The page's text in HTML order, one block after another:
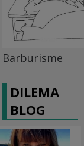
Barburisme
DILEMA
BLOG